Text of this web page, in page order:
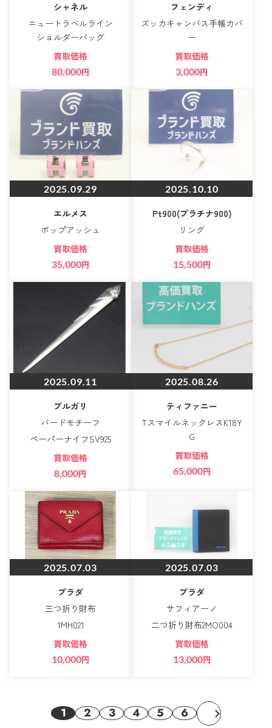
シャネル
ニュートラベルライン
ショルダーバッグ
買取価格
80,000円
フェンディ
ズッカキャンバス手帳カバ
ー
買取価格
3,000円
2025.09.29
エルメス
ポップアッシュ
買取価格
35,000円
2025.10.10
Pt900(プラチナ900)
リング
買取価格
15,500円
2025.09.11
ブルガリ
バードモチーフ
ペーパーナイフSV925
買取価格
8,000円
2025.08.26
ティファニー
TスマイルネックレスK18Y
G
買取価格
65,000円
2025.07.03
プラダ
三つ折り財布
1MH021
買取価格
10,000円
2025.07.03
プラダ
サフィアーノ
二つ折り財布2MO004
買取価格
13,000円
1 2 3 4 5 6